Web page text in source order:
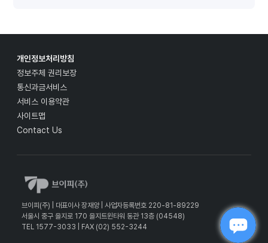
개인정보처리방침
정보주체 권리보장
통신과금서비스
서비스 이용약관
사이트맵
Contact Us
브이피(주) | 대표이사 장재양 | 사업자등록번호 220-81-89229
서울시 중구 을지로 170 을지트윈타워 동관 13층 (04548)
TEL 1577-3033 | FAX (02) 552-3244